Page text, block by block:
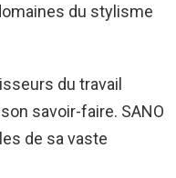
du stylisme
du travail
savoir-faire. SANO
de sa vaste